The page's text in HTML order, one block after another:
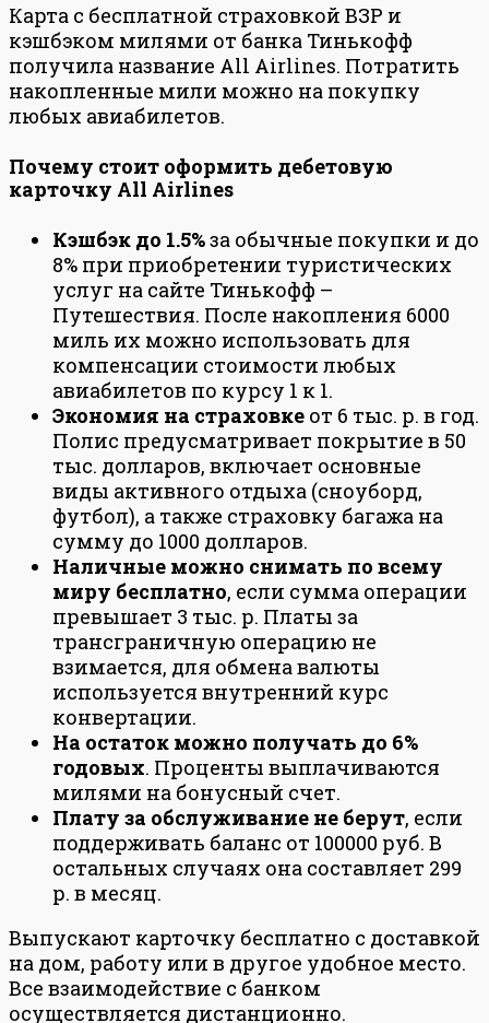
Карта с бесплатной страховкой ВЗР и
кэшбэком милями от банка Тинькофф
получила название All Airlines. Потратить
накопленные мили можно на покупку
любых авиабилетов.
Почему стоит оформить дебетовую
карточку All Airlines
Кэшбэк до 1.5%за обычные покупки и до
8% при приобретении туристических
услуг на сайте Тинькофф –
Путешествия. После накопления 6000
миль их можно использовать для
компенсации стоимости любых
авиабилетов по курсу 1 к 1.
Экономия на страховке от 6 тыс. р. в год.
Полис предусматривает покрытие в 50
тыс. долларов, включает основные
виды активного отдыха (сноуборд,
футбол), а также страховку багажа на
сумму до 1000 долларов.
Наличные можно снимать по всему
миру бесплатно, если сумма операции
превышает 3 тыс. р. Платы за
трансграничную операцию не
взимается, для обмена валюты
используется внутренний курс
конвертации.
На остаток можно получать до 6%
годовых. Проценты выплачиваются
милями на бонусный счет.
Плату за обслуживание не берут, если
поддерживать баланс от 100000 руб. В
остальных случаях она составляет 299
р. в месяц.
Выпускают карточку бесплатно с доставкой
на дом, работу или в другое удобное место.
Все взаимодействие с банком
осуществляется дистанционно.